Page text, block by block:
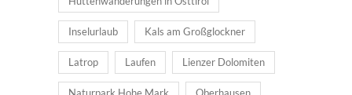
Inselurlaub Kals am Großglockner
Latrop Laufen Lienzer Dolomiten
Naturpark Hohe Mark Oberhausen